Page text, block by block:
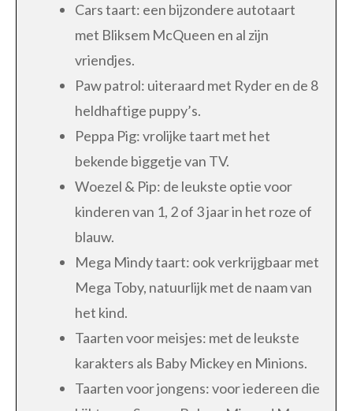
Cars taart: een bijzondere autotaart
met Bliksem McQueen en al zijn
vriendjes.
Paw patrol: uiteraard met Ryder en de 8
heldhaftige puppy’s.
Peppa Pig: vrolijke taart met het
bekende biggetje van TV.
Woezel & Pip: de leukste optie voor
kinderen van 1, 2 of 3 jaar in het roze of
blauw.
Mega Mindy taart: ook verkrijgbaar met
Mega Toby, natuurlijk met de naam van
het kind.
Taarten voor meisjes: met de leukste
karakters als Baby Mickey en Minions.
Taarten voor jongens: voor iedereen die